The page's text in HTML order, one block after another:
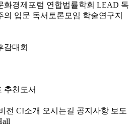
화경제포럼 연합법률학회 LEAD 독
의 입문 독서토론모임 학술연구지
감대회
추천도서
전 CI소개 오시는길 공지사항 보도